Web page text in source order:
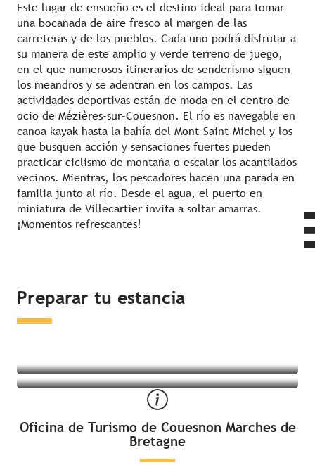
Este lugar de ensueño es el destino ideal para tomar
una bocanada de aire fresco al margen de las
carreteras y de los pueblos. Cada uno podrá disfrutar a
su manera de este amplio y verde terreno de juego,
en el que numerosos itinerarios de senderismo siguen
los meandros y se adentran en los campos. Las
actividades deportivas están de moda en el centro de
ocio de Mézières-sur-Couesnon. El río es navegable en
canoa kayak hasta la bahía del Mont-Saint-Michel y los
que busquen acción y sensaciones fuertes pueden
practicar ciclismo de montaña o escalar los acantilados
vecinos. Mientras, los pescadores hacen una parada en
familia junto al río. Desde el agua, el puerto en
miniatura de Villecartier invita a soltar amarras.
¡Momentos refrescantes!
Preparar tu estancia
Dormir en los alrededores
¿Qué hacer en los alrededores?
Oficina de Turismo de Couesnon Marches de
Bretagne